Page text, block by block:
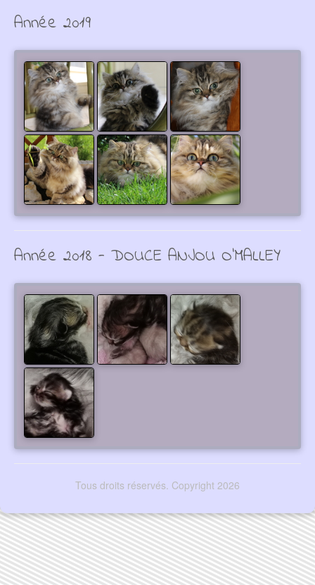
Année 2019
Année 2018 - DOUCE ANJOU O'MALLEY
Tous droits réservés. Copyright 2026